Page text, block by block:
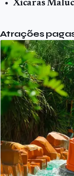
Xícaras
Atrações